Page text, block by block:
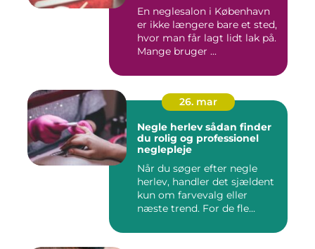
En neglesalon i København
er ikke længere bare et sted,
hvor man får lagt lidt lak på.
Mange bruger ...
26. mar
Negle herlev sådan finder
du rolig og professionel
neglepleje
Når du søger efter negle
herlev, handler det sjældent
kun om farvevalg eller
næste trend. For de fle...